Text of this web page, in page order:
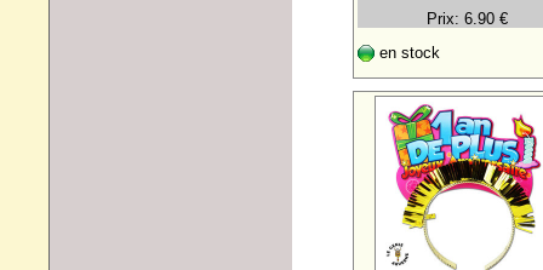
Prix: 6.90 €
en stock